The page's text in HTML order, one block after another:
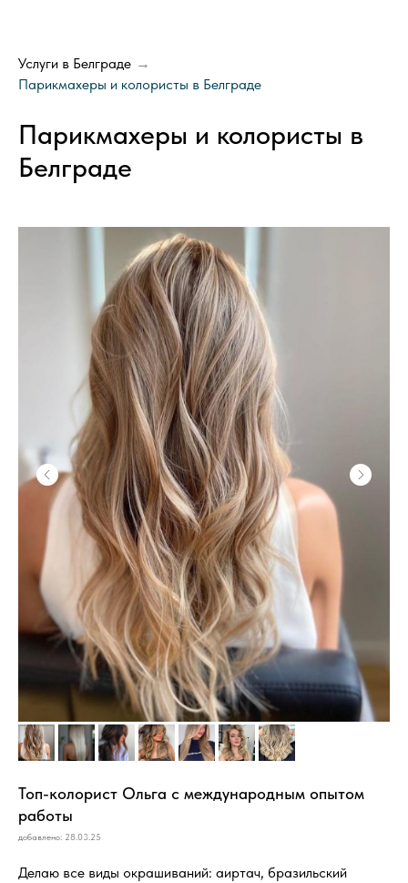
Услуги в Белграде →
Парикмахеры и колористы в Белграде
Парикмахеры и колористы в
Белграде
Топ-колорист Ольга с международным опытом
работы
добавлено: 28.03.25
Делаю все виды окрашиваний: аиртач, бразильский